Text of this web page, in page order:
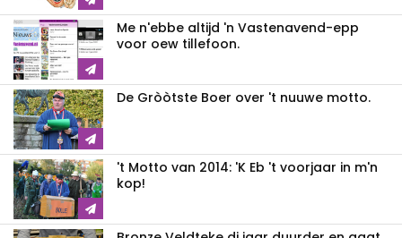
Me n'ebbe altijd 'n Vastenavend-epp
voor oew tillefoon.
De Gròòtste Boer over 't nuuwe motto.
't Motto van 2014: 'K Eb 't voorjaar in m'n
kop!